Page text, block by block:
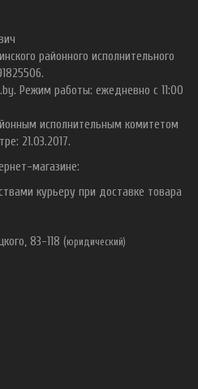
районного исполнительного
Режим работы: ежедневно с 11:00
исполнительным комитетом
21.03.2017.
магазине:
курьеру при доставке товара
83-118 (юридический)